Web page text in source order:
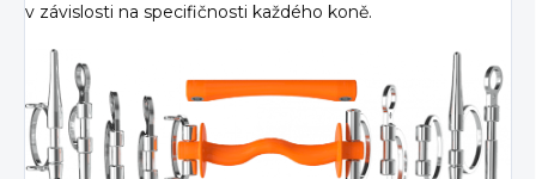
v závislosti na specifičnosti každého koně.